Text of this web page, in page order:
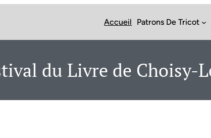
Accueil Patrons De Tricot
du Livre de Choisy-